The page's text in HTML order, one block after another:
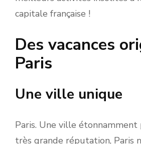
capitale française !
Des vacances
Paris
Une ville unique
Paris. Une ville
très grande réputation, Paris